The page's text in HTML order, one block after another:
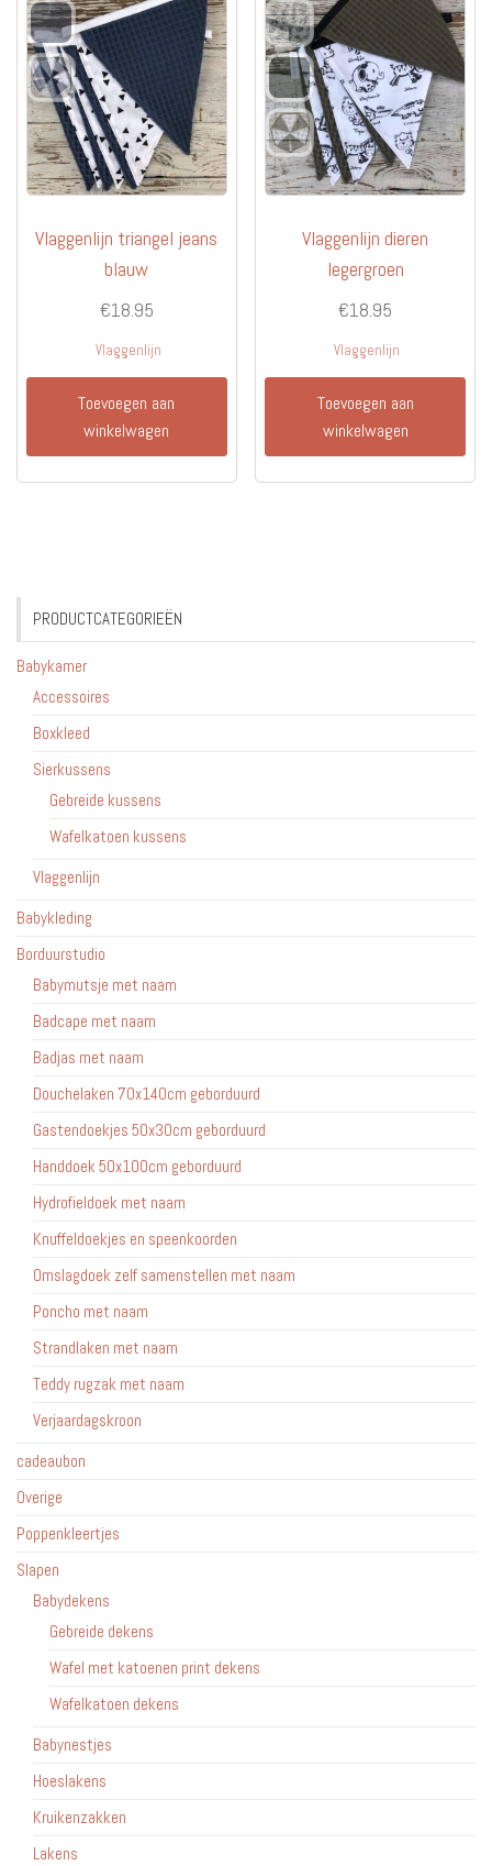
Vlaggenlijn triangel jeans
blauw
€18.95
Vlaggenlijn
Toevoegen aan
winkelwagen
Vlaggenlijn dieren
legergroen
€18.95
Vlaggenlijn
Toevoegen aan
winkelwagen
PRODUCTCATEGORIEËN
Babykamer
Accessoires
Boxkleed
Sierkussens
Gebreide kussens
Wafelkatoen kussens
Vlaggenlijn
Babykleding
Borduurstudio
Babymutsje met naam
Badcape met naam
Badjas met naam
Douchelaken 70x140cm geborduurd
Gastendoekjes 50x30cm geborduurd
Handdoek 50x100cm geborduurd
Hydrofieldoek met naam
Knuffeldoekjes en speenkoorden
Omslagdoek zelf samenstellen met naam
Poncho met naam
Strandlaken met naam
Teddy rugzak met naam
Verjaardagskroon
cadeaubon
Overige
Poppenkleertjes
Slapen
Babydekens
Gebreide dekens
Wafel met katoenen print dekens
Wafelkatoen dekens
Babynestjes
Hoeslakens
Kruikenzakken
Lakens